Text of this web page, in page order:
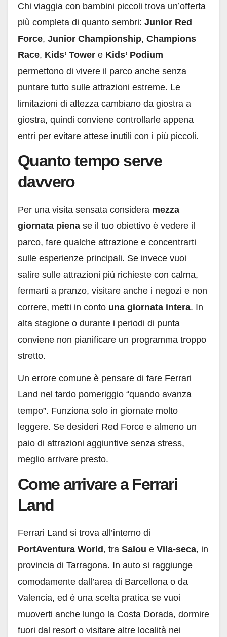
Chi viaggia con bambini piccoli trova un’offerta
più completa di quanto sembri: Junior Red
Force, Junior Championship, Champions
Race, Kids’ Tower e Kids’ Podium
permettono di vivere il parco anche senza
puntare tutto sulle attrazioni estreme. Le
limitazioni di altezza cambiano da giostra a
giostra, quindi conviene controllarle appena
entri per evitare attese inutili con i più piccoli.
Quanto tempo serve
davvero
Per una visita sensata considera mezza
giornata piena se il tuo obiettivo è vedere il
parco, fare qualche attrazione e concentrarti
sulle esperienze principali. Se invece vuoi
salire sulle attrazioni più richieste con calma,
fermarti a pranzo, visitare anche i negozi e non
correre, metti in conto una giornata intera. In
alta stagione o durante i periodi di punta
conviene non pianificare un programma troppo
stretto.
Un errore comune è pensare di fare Ferrari
Land nel tardo pomeriggio “quando avanza
tempo”. Funziona solo in giornate molto
leggere. Se desideri Red Force e almeno un
paio di attrazioni aggiuntive senza stress,
meglio arrivare presto.
Come arrivare a Ferrari
Land
Ferrari Land si trova all’interno di
PortAventura World , tra Salou e Vila-seca, in
provincia di Tarragona. In auto si raggiunge
comodamente dall’area di Barcellona o da
Valencia, ed è una scelta pratica se vuoi
muoverti anche lungo la Costa Dorada, dormire
fuori dal resort o visitare altre località nei